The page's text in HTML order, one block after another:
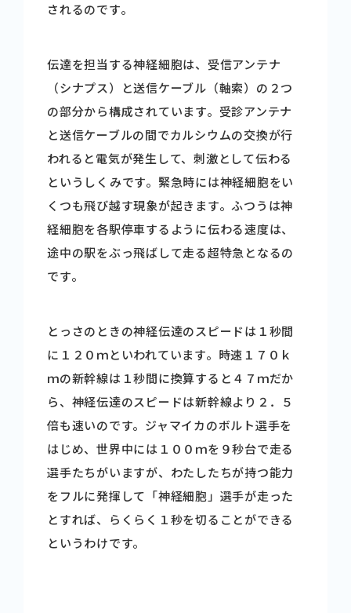
されるのです。
伝達を担当する神経細胞は、受信アンテナ
（シナプス）と送信ケーブル（軸索）の２つ
の部分から構成されています。受診アンテナ
と送信ケーブルの間でカルシウムの交換が行
われると電気が発生して、刺激として伝わる
というしくみです。緊急時には神経細胞をい
くつも飛び越す現象が起きます。ふつうは神
経細胞を各駅停車するように伝わる速度は、
途中の駅をぶっ飛ばして走る超特急となるの
です。
とっさのときの神経伝達のスピードは１秒間
に１２０ｍといわれています。時速１７０ｋ
ｍの新幹線は１秒間に換算すると４７ｍだか
ら、神経伝達のスピードは新幹線より２．５
倍も速いのです。ジャマイカのボルト選手を
はじめ、世界中には１００ｍを９秒台で走る
選手たちがいますが、わたしたちが持つ能力
をフルに発揮して「神経細胞」選手が走った
とすれば、らくらく１秒を切ることができる
というわけです。